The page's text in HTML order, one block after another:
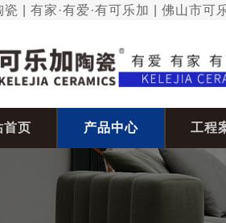
瓷 | 有家·有爱·有可乐加 | 佛山市可
首页 产品中心 工程